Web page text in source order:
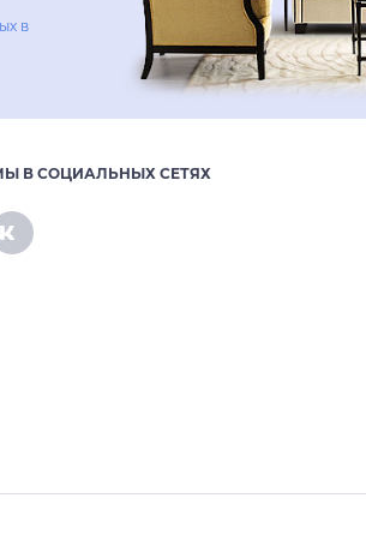
в
В СОЦИАЛЬНЫХ СЕТЯХ